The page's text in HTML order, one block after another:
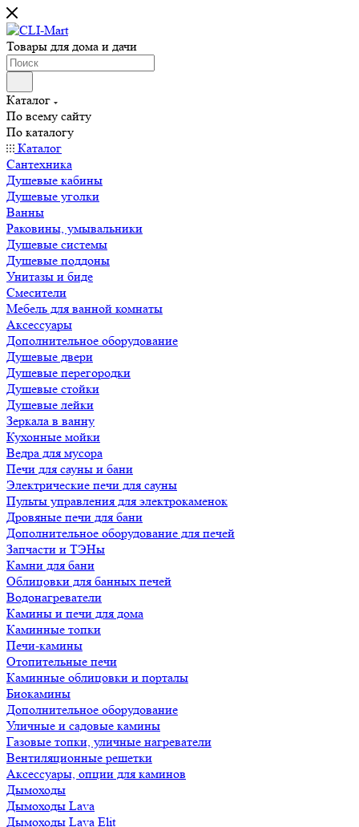
Товары для дома и дачи
Каталог
По всему сайту
По каталогу
Каталог
Сантехника
Душевые кабины
Душевые уголки
Ванны
Раковины, умывальники
Душевые системы
Душевые поддоны
Унитазы и биде
Смесители
Мебель для ванной комнаты
Аксессуары
Дополнительное оборудование
Душевые двери
Душевые перегородки
Душевые стойки
Душевые лейки
Зеркала в ванну
Кухонные мойки
Ведра для мусора
Печи для сауны и бани
Электрические печи для сауны
Пульты управления для электрокаменок
Дровяные печи для бани
Дополнительное оборудование для печей
Запчасти и ТЭНы
Камни для бани
Облицовки для банных печей
Водонагреватели
Камины и печи для дома
Каминные топки
Печи-камины
Отопительные печи
Каминные облицовки и порталы
Биокамины
Дополнительное оборудование
Уличные и садовые камины
Газовые топки, уличные нагреватели
Вентиляционные решетки
Аксессуары, опции для каминов
Дымоходы
Дымоходы Lava
Дымоходы Lava Elit